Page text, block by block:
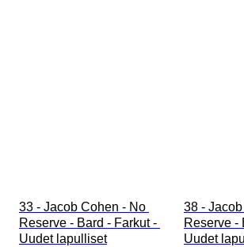
33 - Jacob Cohen - No
Reserve - Bard - Farkut -
Uudet lapulliset
38 -
Reserve -
Uudet